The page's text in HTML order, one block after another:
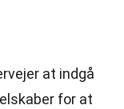
at indgå
for at